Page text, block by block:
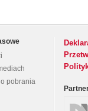
pobrania